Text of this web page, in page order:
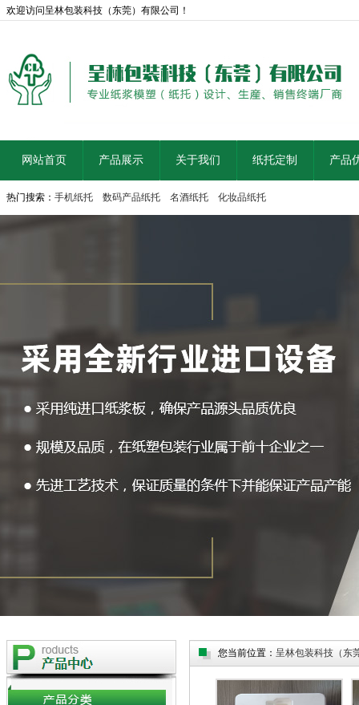
欢迎访问呈林包装科技（东莞）有限公司！
网站首页 产品展示 关于我们 纸托定制 产品
热门搜索： 手机纸托 数码产品纸托 名酒纸托 化妆品纸托
您当前位置： 呈林包装科技（东